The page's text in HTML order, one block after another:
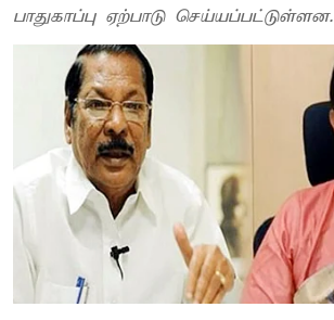
பாதுகாப்பு ஏற்பாடு செய்யப்பட்டுள்ளன.